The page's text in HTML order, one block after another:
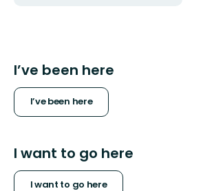
I’ve been here
I’ve been here
I want to go here
I want to go here